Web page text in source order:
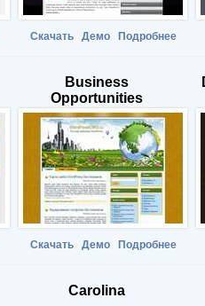
Скачать Демо Подробнее
Business
Opportunities
Скачать Демо Подробнее
Carolina